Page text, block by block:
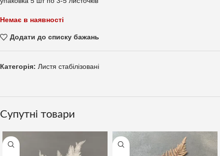
Немає в наявності
Додати до списку бажань
Категорія: Листя стабілізовані
Супутні товари